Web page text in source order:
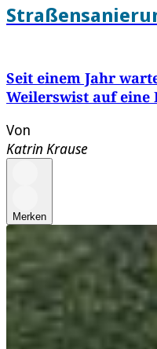
Seit einem Jahr
Weilerswist auf
Von
Katrin Krause
Merken